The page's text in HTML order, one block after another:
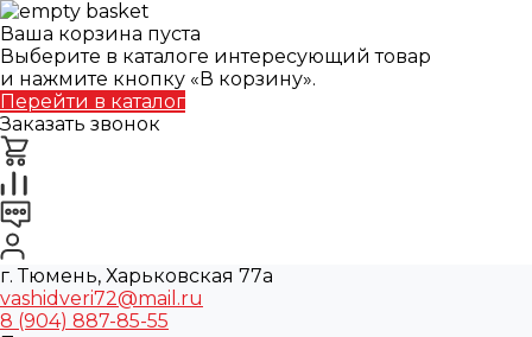
Ваша корзина пуста
Выберите в каталоге интересующий товар
и нажмите кнопку «В корзину».
Перейти в каталог
Заказать звонок
г. Тюмень, Харьковская 77а
vashidveri72@mail.ru
8 (904) 887-85-55